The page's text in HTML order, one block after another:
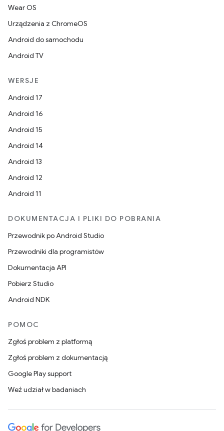
Wear OS
Urządzenia z ChromeOS
Android do samochodu
Android TV
WERSJE
Android 17
Android 16
Android 15
Android 14
Android 13
Android 12
Android 11
DOKUMENTACJA I PLIKI DO POBRANIA
Przewodnik po Android Studio
Przewodniki dla programistów
Dokumentacja API
Pobierz Studio
Android NDK
POMOC
Zgłoś problem z platformą
Zgłoś problem z dokumentacją
Google Play support
Weź udział w badaniach